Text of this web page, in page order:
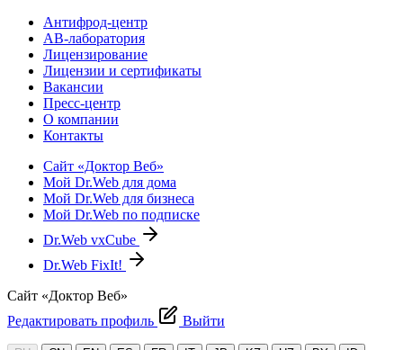
Антифрод-центр
АВ-лаборатория
Лицензирование
Лицензии и сертификаты
Вакансии
Пресс-центр
О компании
Контакты
Сайт «Доктор Веб»
Мой Dr.Web для дома
Мой Dr.Web для бизнеса
Мой Dr.Web по подписке
Dr.Web vxCube
Dr.Web FixIt!
Сайт «Доктор Веб»
Редактировать профиль
Выйти